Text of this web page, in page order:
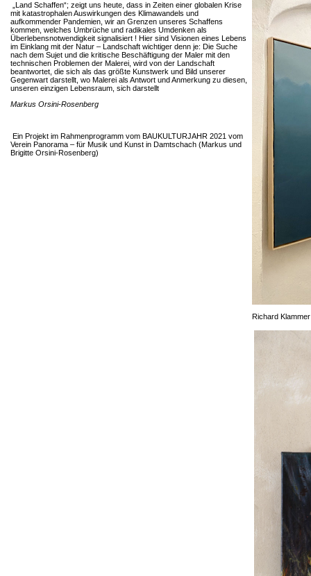
Richard Klammer
„Land Schaffen“; zeigt uns heute, dass in Zeiten einer globalen Krise
mit katastrophalen Auswirkungen des Klimawandels und
aufkommender Pandemien, wir an Grenzen unseres Schaffens
kommen, welches Umbrüche und radikales Umdenken als
Überlebensnotwendigkeit signalisiert ! Hier sind Visionen eines Lebens
im Einklang mit der Natur – Landschaft wichtiger denn je: Die Suche
nach dem Sujet und die kritische Beschäftigung der Maler mit den
technischen Problemen der Malerei, wird von der Landschaft
beantwortet, die sich als das größte Kunstwerk und Bild unserer
Gegenwart darstellt, wo Malerei als Antwort und Anmerkung zu diesen,
unseren einzigen Lebensraum, sich darstellt
Markus Orsini-Rosenberg
Ein Projekt im Rahmenprogramm vom BAUKULTURJAHR 2021 vom
Verein Panorama – für Musik und Kunst in Damtschach (Markus und
Brigitte Orsini-Rosenberg)